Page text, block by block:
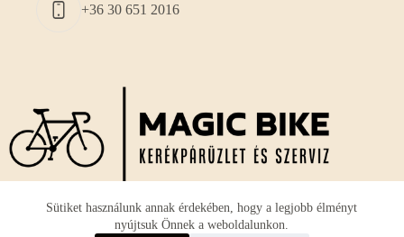
Sütiket használunk annak érdekében, hogy a legjobb élményt
nyújtsuk Önnek a weboldalunkon.
+36 30 651 2016